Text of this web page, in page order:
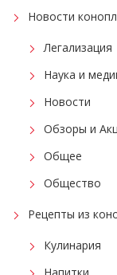
Новости
Легализация
Наука и
Новости
Обзоры и
Общее
Общество
Рецепты из
Кулинария